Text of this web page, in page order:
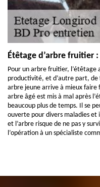
Étêtage d’arbre fruitier
Pour un arbre fruitier, l’étêtage
productivité, et d’autre part,
arbre jeune arrive à mieux
arbre âgé est mis à mal après
beaucoup plus de temps. Il se
ouverte pour divers maladies et
et l’arbre risque de ne pas y
l’opération à un spécialiste